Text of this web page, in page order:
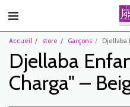
Accueil store Garçons Djellaba
Djellaba
Charga" –